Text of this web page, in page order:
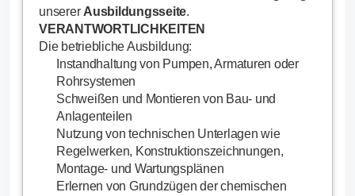
unserer Ausbildungsseite.
VERANTWORTLICHKEITEN
Die betriebliche Ausbildung:
Instandhaltung von Pumpen, Armaturen oder
Rohrsystemen
Schweißen und Montieren von Bau- und
Anlagenteilen
Nutzung von technischen Unterlagen wie
Regelwerken, Konstruktionszeichnungen,
Montage- und Wartungsplänen
Erlernen von Grundzügen der chemischen